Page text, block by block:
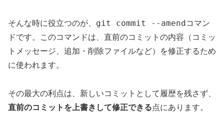
そんな時に役立つのが、 git commit --amendコマン
ドです。このコマンドは、直前のコミットの内容（コミッ
トメッセージ、追加・削除ファイルなど）を修正するため
に使われます。
その最大の利点は、新しいコミットとして履歴を残さず、
直前のコミットを上書きして修正できる点にあります。